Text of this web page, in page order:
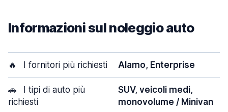
Informazioni sul noleggio auto
🔥 I fornitori più richiesti Alamo, Enterprise
🚗
I tipi di auto più
richiesti
SUV, veicoli medi,
monovolume / Minivan